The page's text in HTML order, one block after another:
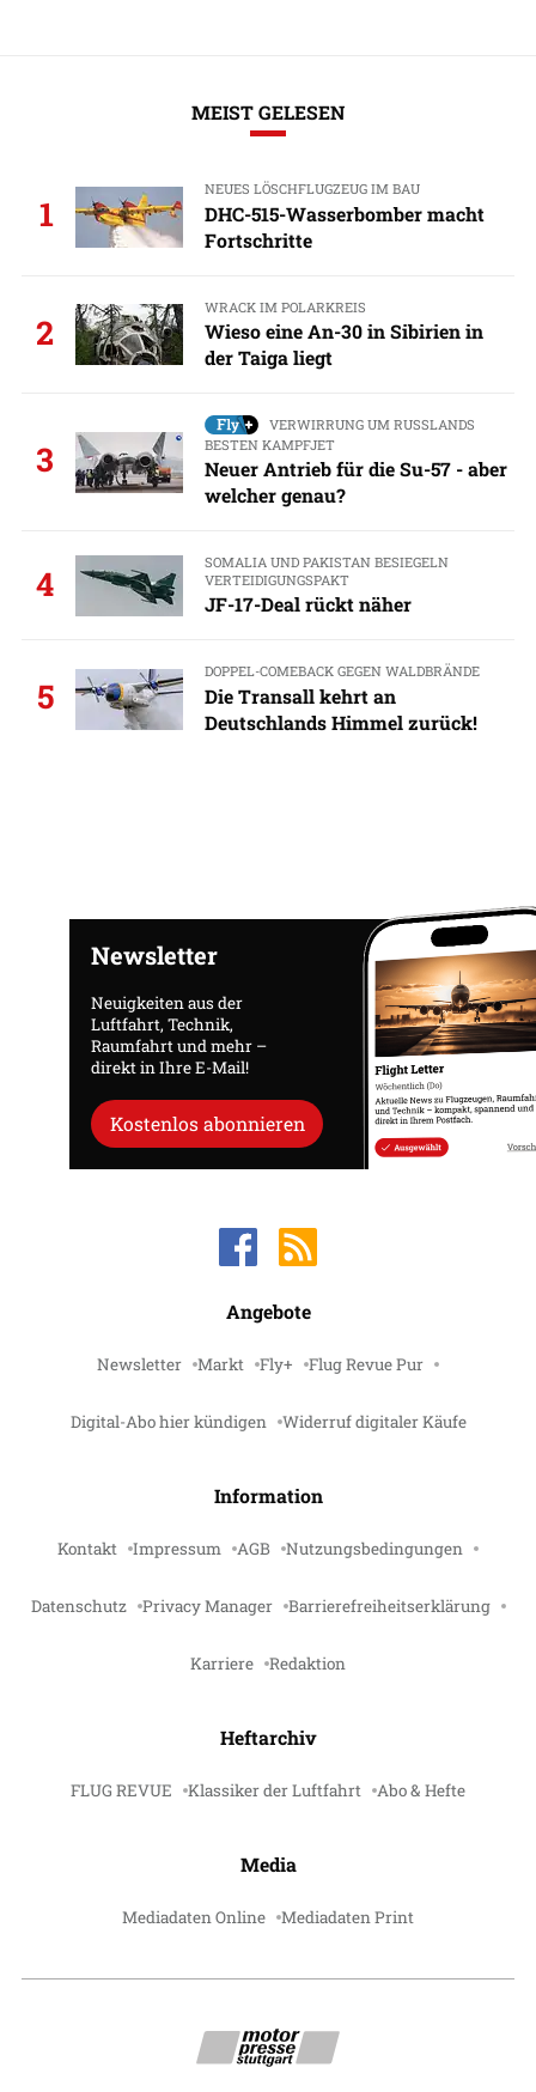
MEIST GELESEN
1
NEUES LÖSCHFLUGZEUG IM BAU
DHC-515-Wasserbomber macht
Fortschritte
2
WRACK IM POLARKREIS
Wieso eine An-30 in Sibirien in
der Taiga liegt
3
VERWIRRUNG UM RUSSLANDS
BESTEN KAMPFJET
Neuer Antrieb für die Su-57 - aber
welcher genau?
4
SOMALIA UND PAKISTAN BESIEGELN
VERTEIDIGUNGSPAKT
JF-17-Deal rückt näher
5
DOPPEL-COMEBACK GEGEN WALDBRÄNDE
Die Transall kehrt an
Deutschlands Himmel zurück!
Newsletter
Neuigkeiten aus der
Luftfahrt, Technik,
Raumfahrt und mehr –
direkt in Ihre E-Mail!
Kostenlos abonnieren
Angebote
Newsletter Markt Fly+ Flug Revue Pur
Digital-Abo hier kündigen Widerruf digitaler Käufe
Information
Kontakt Impressum AGB Nutzungsbedingungen
Datenschutz Privacy Manager Barrierefreiheitserklärung
Karriere Redaktion
Heftarchiv
FLUG REVUE Klassiker der Luftfahrt Abo & Hefte
Media
Mediadaten Online Mediadaten Print